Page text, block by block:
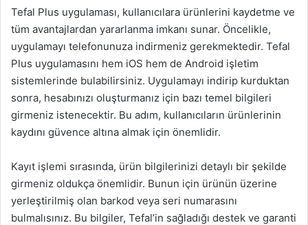
Tefal Plus uygulaması, kullanıcılara ürünlerini kaydetme ve
tüm avantajlardan yararlanma imkanı sunar. Öncelikle,
uygulamayı telefonunuza indirmeniz gerekmektedir. Tefal
Plus uygulamasını hem iOS hem de Android işletim
sistemlerinde bulabilirsiniz. Uygulamayı indirip kurduktan
sonra, hesabınızı oluşturmanız için bazı temel bilgileri
girmeniz istenecektir. Bu adım, kullanıcıların ürünlerinin
kaydını güvence altına almak için önemlidir.
Kayıt işlemi sırasında, ürün bilgilerinizi detaylı bir şekilde
girmeniz oldukça önemlidir. Bunun için ürünün üzerine
yerleştirilmiş olan barkod veya seri numarasını
bulmalısınız. Bu bilgiler, Tefal’in sağladığı destek ve garanti